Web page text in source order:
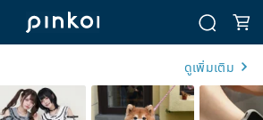
ดูเพิ่มเติม